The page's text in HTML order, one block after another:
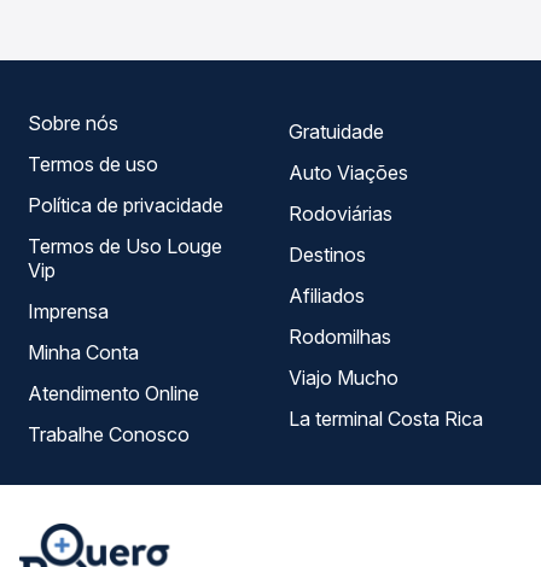
Sobre nós
Termos de uso
Política de privacidade
Termos de Uso Louge
Vip
Imprensa
Minha Conta
Atendimento Online
Trabalhe Conosco
Gratuidade
Auto Viações
Rodoviárias
Destinos
Afiliados
Rodomilhas
Viajo Mucho
La terminal Costa Rica